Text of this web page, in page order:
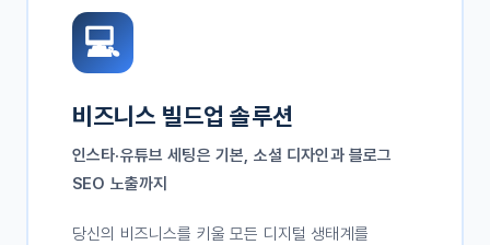
💻
비즈니스 빌드업 솔루션
인스타·유튜브 세팅은 기본, 소셜 디자인과 블로그
SEO 노출까지
당신의 비즈니스를 키울 모든 디지털 생태계를